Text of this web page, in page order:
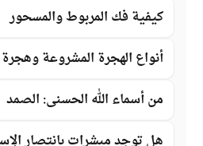
كيفية فك المربوط والمسحور
أنواع الهجرة المشروعة
من أسماء الله الحسنى: الصمد
هل توجد مبشرات بانتصار